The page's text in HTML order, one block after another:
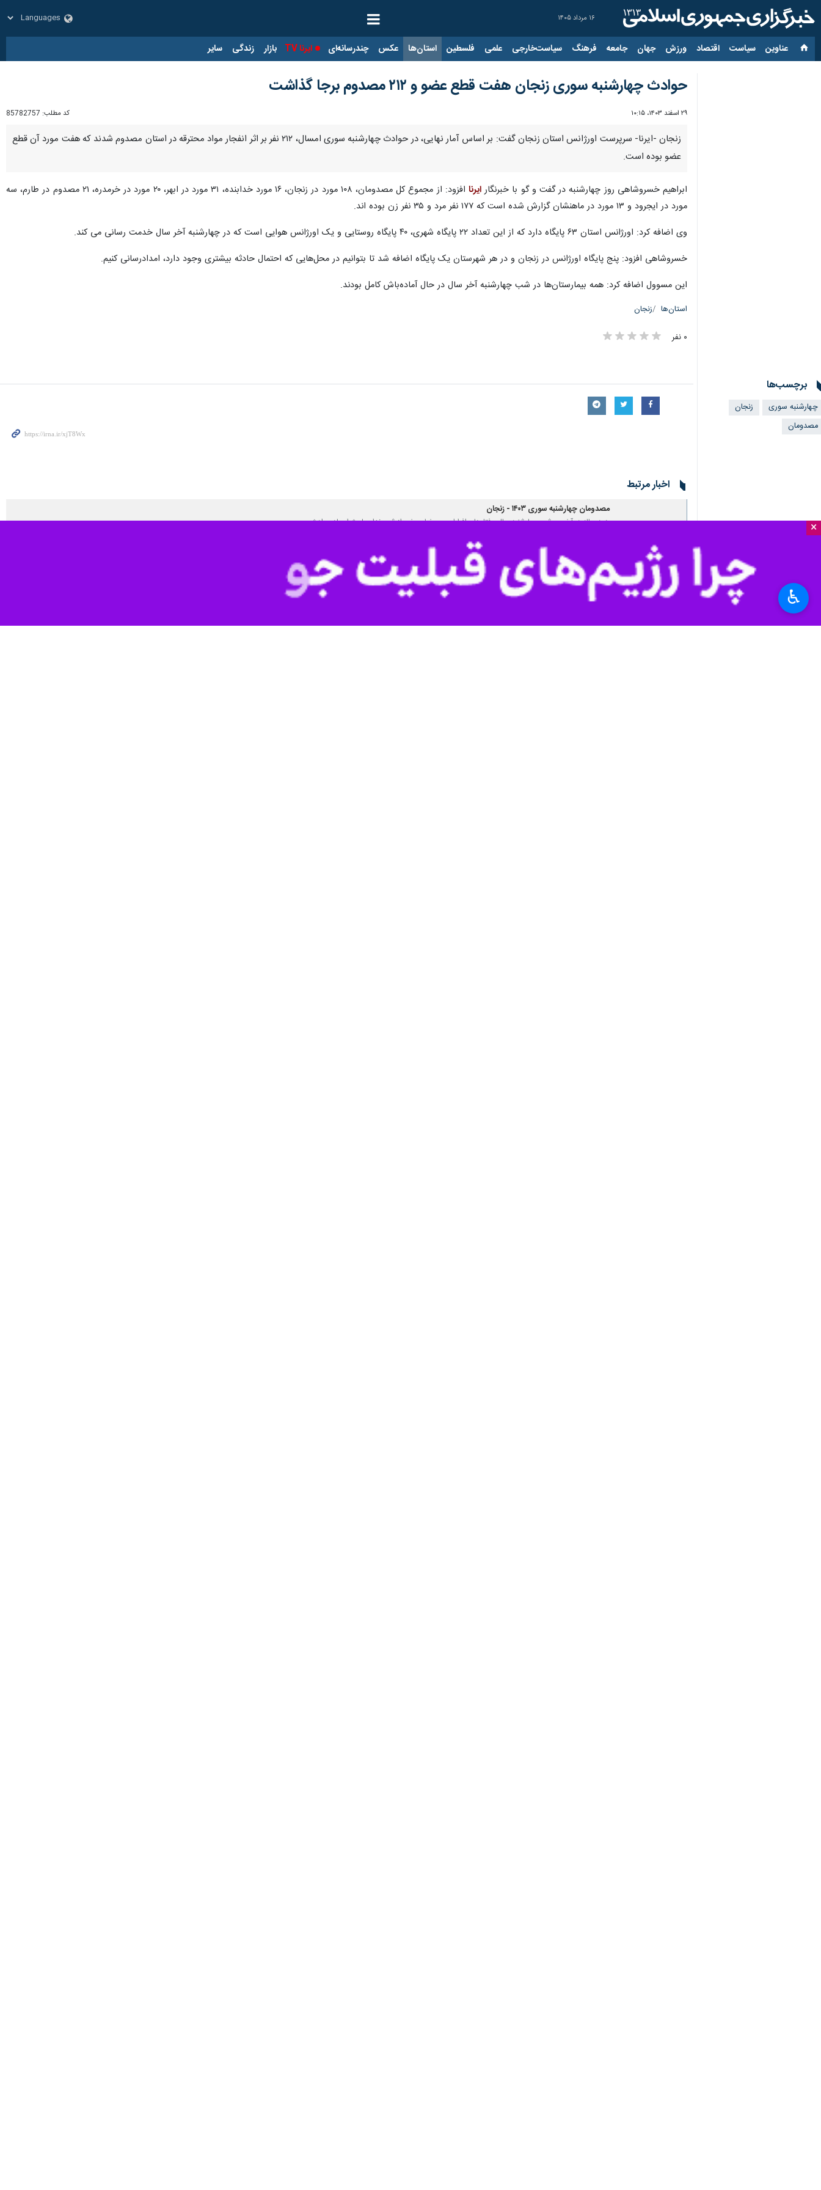
۱۶ مرداد ۱۴۰۵
عناوین‌ سیاست اقتصاد ورزش جهان جامعه فرهنگ سیاست‌خارجی علمی فلسطین استان‌ها عکس چندرسانه‌ای ایرنا TV بازار زندگی سایر
×
حوادث چهارشنبه‌ سوری زنجان هفت قطع عضو و ۲۱۲ مصدوم برجا گذاشت
۲۹ اسفند ۱۴۰۳، ۱۰:۱۵ کد مطلب: 85782757
زنجان -ایرنا- سرپرست اورژانس استان زنجان گفت: بر اساس آمار نهایی، در حوادث چهارشنبه سوری امسال، ۲۱۲ نفر بر اثر انفجار مواد محترقه در استان مصدوم شدند که هفت مورد آن قطع
عضو بوده است.
ابراهیم خسروشاهی روز چهارشنبه در گفت و گو با خبرنگارایرنا
افزود: از مجموع کل مصدومان، ۱۰۸ مورد در زنجان، ۱۶ مورد خدابنده، ۳۱ مورد در ابهر، ۲۰ مورد در خرمدره، ۲۱ مصدوم در طارم، سه
مورد در ایجرود و ۱۳ مورد در ماهنشان گزارش شده است که ۱۷۷ نفر مرد و ۳۵ نفر زن بوده اند.
وی اضافه کرد: اورژانس استان ۶۳ پایگاه دارد که از این تعداد ۲۲ پایگاه شهری، ۴۰ پایگاه روستایی و یک اورژانس هوایی است که در چهارشنبه آخر سال خدمت رسانی می کند.
خسروشاهی افزود: پنج پایگاه اورژانس در زنجان و در هر شهرستان یک پایگاه اضافه شد تا بتوانیم در محل‌هایی که احتمال حادثه بیشتری وجود دارد، امدادرسانی کنیم.
این مسوول اضافه کرد: همه بیمارستان‌ها در شب چهارشنبه آخر سال در حال آماده‌باش کامل بودند.
استان‌ها زنجان
۰ نفر
برچسب‌ها
چهارشنبه سوری
زنجان
مصدومان
اخبار مرتبط
مصدومان چهارشنبه سوری ۱۴۰۳ - زنجان
همه ساله در آخرین شب چهارشنبه سال، رفتارهای افراطی و پرخطر برخی از شهروندان باعث ایجاد حوادث…
آیین‌های چهارشنبه آخر سال در زنجان
زنجان - ایرنا - استان زنجان از سالهای دور تاکنون مهد آیین‌های خاصی بوده که هرچند گذر زمان برخی…
♿︎